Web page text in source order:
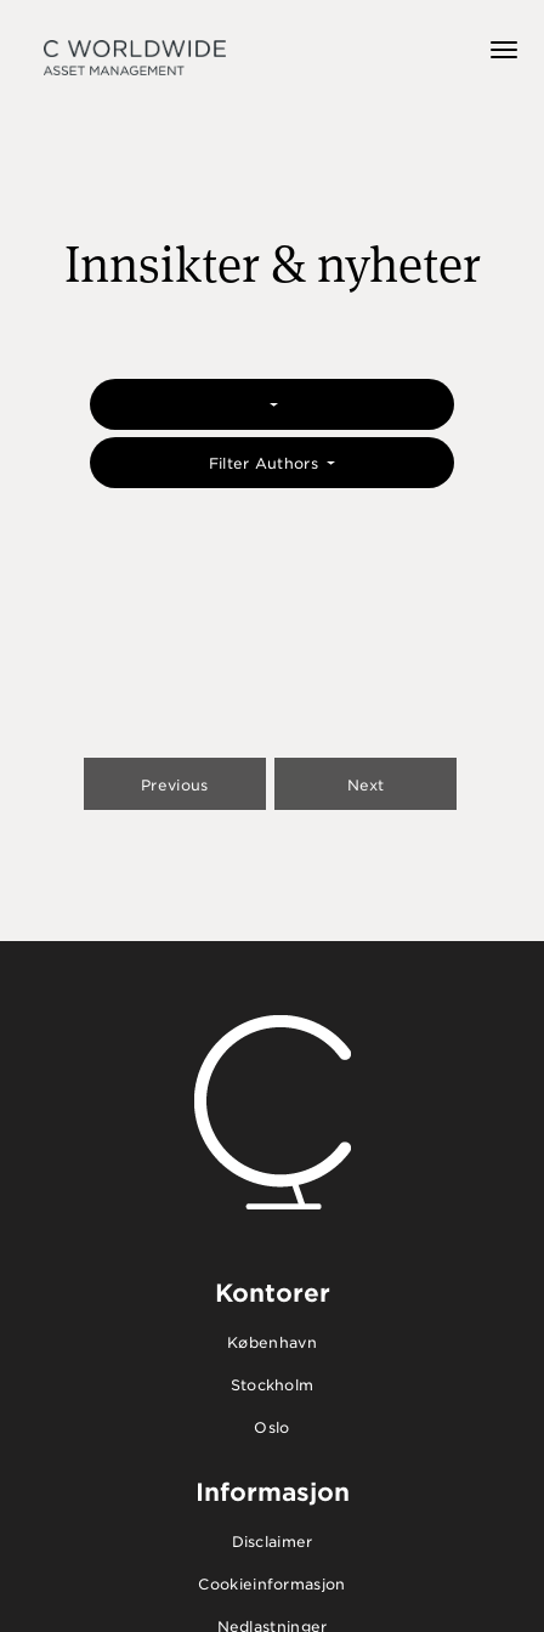
Innsikter & nyheter
Filter Authors
Previous Next
Kontorer
København
Stockholm
Oslo
Informasjon
Disclaimer
Cookieinformasjon
Nedlastninger